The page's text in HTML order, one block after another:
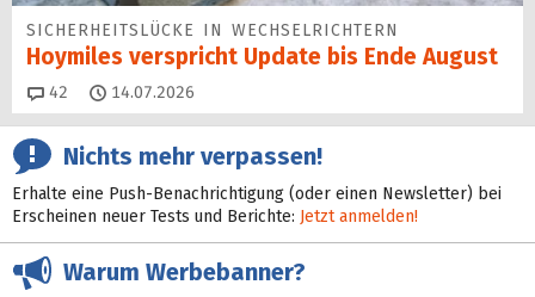
SICHERHEITS­LÜCKE IN WECHSEL­RICHTERN
Hoymiles verspricht Update bis Ende August
42 Kommentare
14.07.2026
Nichts mehr verpassen!
Erhalte eine Push-Benachrichtigung (oder einen Newsletter) bei
Erscheinen neuer Tests und Berichte: Jetzt anmelden!
Warum Werbebanner?